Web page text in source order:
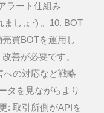
ラート仕組み
ましょう。10. BOT
買BOTを運用し
善が必要です。
への対応など戦略
タを見ながらより
: 取引所側がAPIを